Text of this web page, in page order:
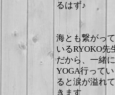
るはず♪
海とも繋がって
いるRYOKO先
だから、一緒に
YOGA行ってい
ると涙が溢れて
きます